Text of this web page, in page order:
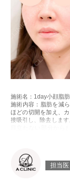
施術名：1day小顔脂肪
施術内容：脂肪を減
ほどの切開を加え、
接吸引し、除去しま
目立たない部分から
感などが術後一時的
染症、左右差、施術
担当医